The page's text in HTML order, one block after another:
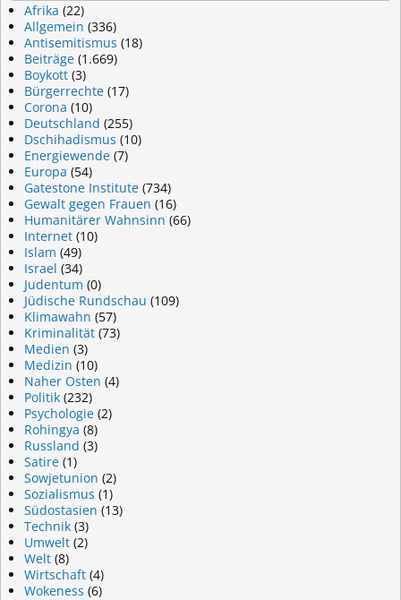
Afrika (22)
Allgemein (336)
Antisemitismus (18)
Beiträge (1.669)
Boykott (3)
Bürgerrechte (17)
Corona (10)
Deutschland (255)
Dschihadismus (10)
Energiewende (7)
Europa (54)
Gatestone Institute (734)
Gewalt gegen Frauen (16)
Humanitärer Wahnsinn (66)
Internet (10)
Islam (49)
Israel (34)
Judentum (0)
Jüdische Rundschau (109)
Klimawahn (57)
Kriminalität (73)
Medien (3)
Medizin (10)
Naher Osten (4)
Politik (232)
Psychologie (2)
Rohingya (8)
Russland (3)
Satire (1)
Sowjetunion (2)
Sozialismus (1)
Südostasien (13)
Technik (3)
Umwelt (2)
Welt (8)
Wirtschaft (4)
Wokeness (6)